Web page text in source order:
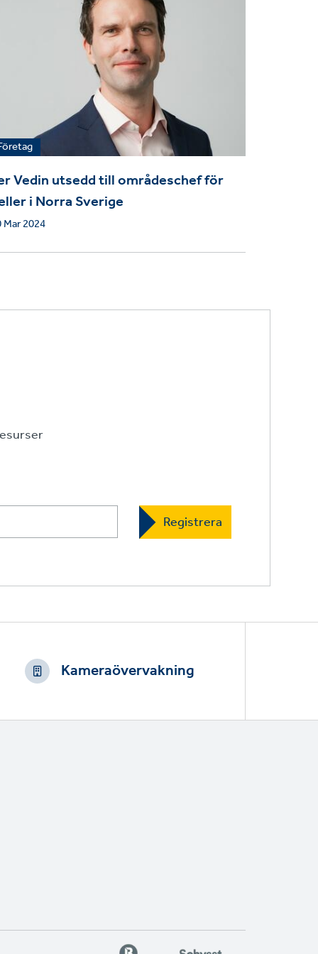
Vedin utsedd till områdeschef för
i Norra Sverige
Mar 2024
Kameraövervakning